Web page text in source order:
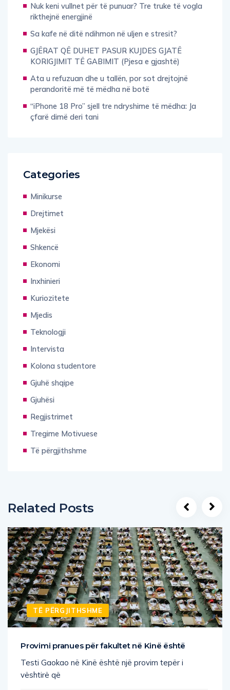
Nuk keni vullnet për të punuar? Tre truke të vogla
rikthejnë energjinë
Sa kafe në ditë ndihmon në uljen e stresit?
GJËRAT QË DUHET PASUR KUJDES GJATË
KORIGJIMIT TË GABIMIT (Pjesa e gjashtë)
Ata u refuzuan dhe u tallën, por sot drejtojnë
perandoritë më të mëdha në botë
“iPhone 18 Pro” sjell tre ndryshime të mëdha: Ja
çfarë dimë deri tani
Categories
Minikurse
Drejtimet
Mjekësi
Shkencë
Ekonomi
Inxhinieri
Kuriozitete
Mjedis
Teknologji
Intervista
Kolona studentore
Gjuhë shqipe
Gjuhësi
Regjistrimet
Tregime Motivuese
Të përgjithshme
Related Posts
TË PËRGJITHSHME
Provimi pranues për fakultet në Kinë është
Testi Gaokao në Kinë është një provim tepër i
vështirë që